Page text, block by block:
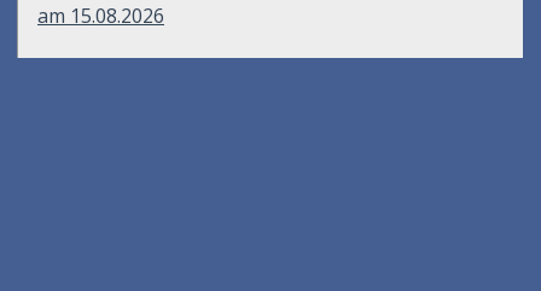
am 15.08.2026